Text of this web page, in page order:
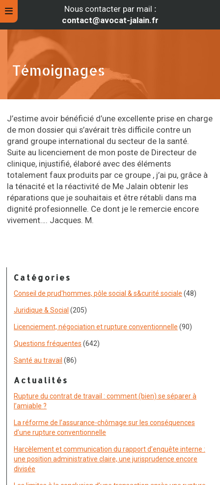
Nous contacter par mail :
contact@avocat-jalain.fr
Témoignages
J’estime avoir bénéficié d’une excellente prise en charge
de mon dossier qui s’avérait très difficile contre un
grand groupe international du secteur de la santé.
Suite au licenciement de mon poste de Directeur de
clinique, injustifié, élaboré avec des éléments
totalement faux produits par ce groupe , j’ai pu, grâce à
la ténacité et la réactivité de Me Jalain obtenir les
réparations que je souhaitais et être rétabli dans ma
dignité profesionnelle. Ce dont je le remercie encore
vivement…. Jacques. M.
Catégories
Conseil de prud'hommes, pôle social & s&curité sociale (48)
Juridique & Social (205)
Licenciement, négociation et rupture conventionnelle (90)
Questions fréquentes (642)
Santé au travail (86)
Actualités
Rupture du contrat de travail : comment (bien) se séparer à
l’amiable ?
La réforme de l’assurance-chômage sur les conséquences
d’une rupture conventionnelle
Harcèlement et communication du rapport d’enquête interne :
une position administrative claire, une jurisprudence encore
divisée